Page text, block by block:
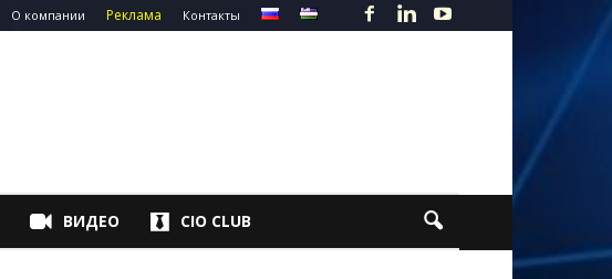
О компании Реклама Контакты
ВИДЕО CIO CLUB